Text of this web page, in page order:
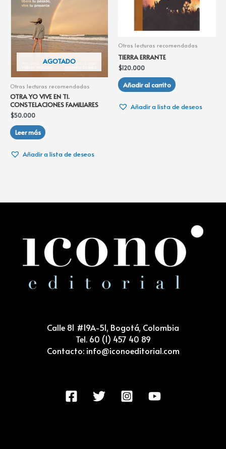
AGOTADO
Otras lecturas recomendadas
OTRA YO VIVE EN TI.
CONSTELACIONES FAMILIARES
$50.000
Leer más
Añadir a lista de deseos
Otras lecturas recomendadas
TIERRA ERRANTE
$120.000
Añadir al carrito
Añadir a lista de deseos
Calle 81 #19A-51, Bogotá, Colombia
Tel. 60 (1) 457 40 89
Contacto: info@iconoeditorial.com